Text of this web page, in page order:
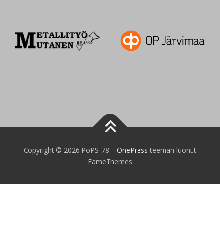
Copyright © 2026 PoPS-78 – OnePress teeman luonut
FameThemes